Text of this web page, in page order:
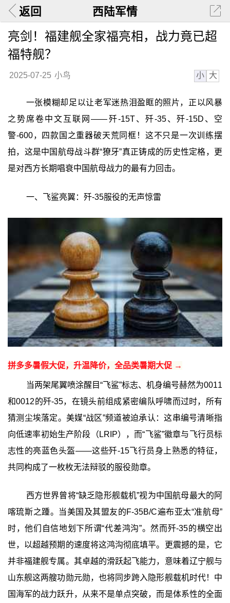
返回 西陆军情
亮剑！福建舰全家福亮相，战力竟已超
福特舰？
2025-07-25 小鸟 小 大
一张模糊却足以让老军迷热泪盈眶的照片，正以风暴
之势席卷中文互联网——歼-15T、歼-35、歼-15D、空
警-600，四款国之重器破天荒同框！这不只是一次训练摆
拍，这是中国航母战斗群“獠牙”真正铸成的历史性定格，更
是对西方长期唱衰中国航母战力的最有力回击。
一、飞鲨亮翼：歼-35服役的无声惊雷
拼多多暑假大促，升温降价，全品类暑期大促 →
当两架尾翼喷涂醒目“飞鲨”标志、机身编号赫然为0011
和0012的歼-35，在镜头前组成紧密编队呼啸而过时，所有
猜测尘埃落定。美媒“战区”频道被迫承认：这串编号清晰指
向低速率初始生产阶段（LRIP），而“飞鲨”徽章与飞行员标
志性的亮蓝色头盔——这些歼-15飞行员身上熟悉的特征，
共同构成了一枚枚无法辩驳的服役勋章。
西方世界曾将“缺乏隐形舰载机”视为中国航母最大的阿
喀琉斯之踵。当美国及其盟友的F-35B/C遍布亚太“准航母”
时，他们自信地划下所谓“代差鸿沟”。然而歼-35的横空出
世，以超越预期的速度将这鸿沟彻底填平。更震撼的是，它
并非福建舰专属。其卓越的滑跃起飞能力，意味着辽宁舰与
山东舰这两艘功勋元勋，也将同步跨入隐形舰载机时代！中
国海军的战力跃升，从来不是单点突破，而是体系性的全面